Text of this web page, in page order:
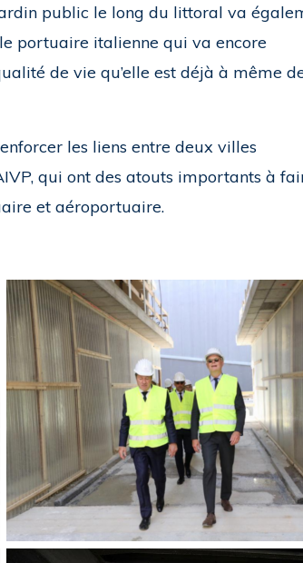
public le long du littoral va
portuaire italienne qui va encore
de vie qu’elle est déjà à même
les liens entre deux villes
qui ont des atouts importants à
et aéroportuaire.